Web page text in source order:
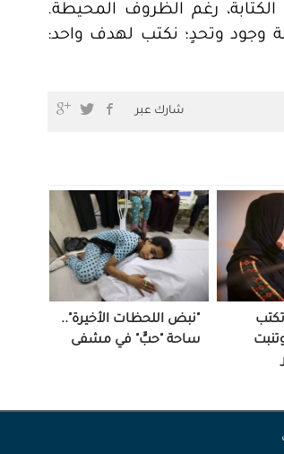
الكتابة، رغم الظروف المحيطة.
وجود وتحدٍ؛ نكتب لهدف واحد:
شارك عبر
"نبض اللحظات الأخيرة"..
ساحة "حبٍّ" في مشفى